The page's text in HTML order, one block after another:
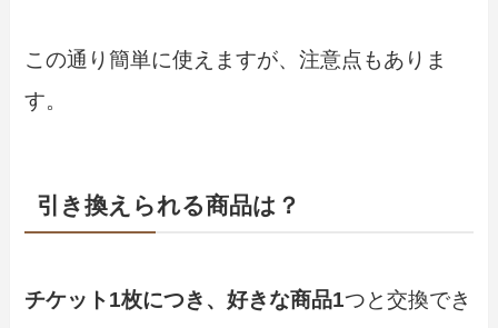
この通り簡単に使えますが、注意点もありま
す。
引き換えられる商品は？
チケット1枚につき、好きな商品1つと交換でき